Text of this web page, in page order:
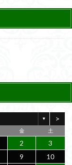
▼ >
金 土
2
3
9
10